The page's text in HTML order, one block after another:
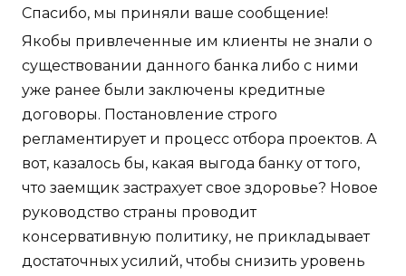
Спасибо, мы приняли ваше сообщение!
Якобы привлеченные им клиенты не знали о
существовании данного банка либо с ними
уже ранее были заключены кредитные
договоры. Постановление строго
регламентирует и процесс отбора проектов. А
вот, казалось бы, какая выгода банку от того,
что заемщик застрахует свое здоровье? Новое
руководство страны проводит
консервативную политику, не прикладывает
достаточных усилий, чтобы снизить уровень